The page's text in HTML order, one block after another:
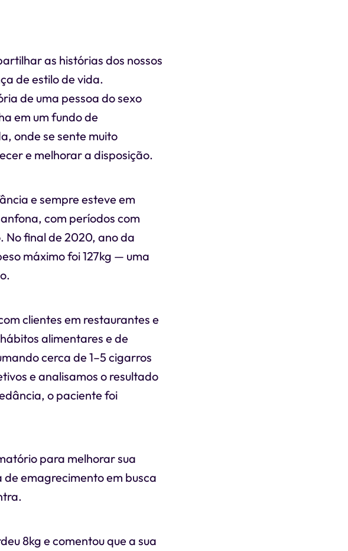
as histórias dos nossos
de estilo de vida.
de uma pessoa do sexo
em um fundo de
onde se sente muito
e melhorar a disposição.
e sempre esteve em
com períodos com
No final de 2020, ano da
máximo foi 127kg — uma
clientes em restaurantes e
alimentares e de
cerca de 1–5 cigarros
e analisamos o resultado
o paciente foi
para melhorar sua
emagrecimento em busca
8kg e comentou que a sua